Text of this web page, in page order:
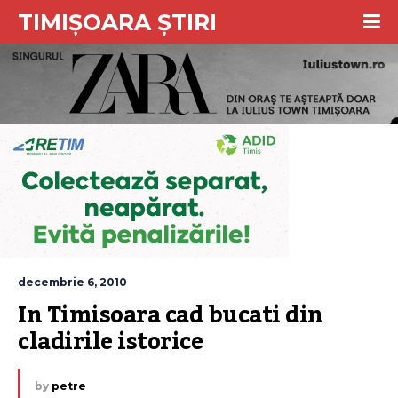
TIMIȘOARA ȘTIRI
decembrie 6, 2010
In Timisoara cad bucati din
cladirile istorice
by petre